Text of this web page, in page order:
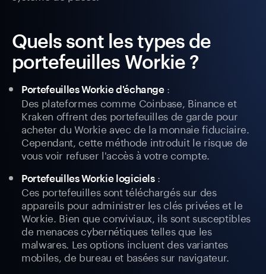
Quels sont les types de
portefeuilles Workie ?
Portefeuilles Workie d'échange:
Des plateformes comme Coinbase, Binance et
Kraken offrent des portefeuilles de garde pour
acheter du Workie avec de la monnaie fiduciaire.
Cependant, cette méthode introduit le risque de
vous voir refuser l'accès à votre compte.
Portefeuilles Workie logiciels:
Ces portefeuilles sont téléchargés sur des
appareils pour administrer les clés privées et le
Workie. Bien que conviviaux, ils sont susceptibles
de menaces cybernétiques telles que les
malwares. Les options incluent des variantes
mobiles, de bureau et basées sur navigateur.